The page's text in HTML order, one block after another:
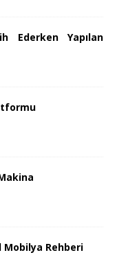
Ederken Yapılan
Rehberi